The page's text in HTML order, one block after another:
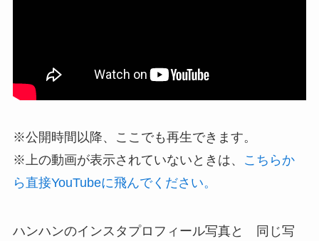
※公開時間以降、ここでも再生できます。
※上の動画が表示されていないときは、
こちらか
ら直接YouTubeに飛んでください。
ハンハンのインスタプロフィール写真と 同じ写